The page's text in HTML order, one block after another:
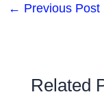
← Previous Post
Related